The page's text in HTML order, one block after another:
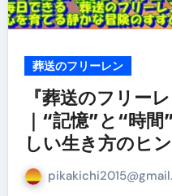
葬送のフリーレン
『葬送のフリー
｜“記憶”と“時
しい生き方のヒ